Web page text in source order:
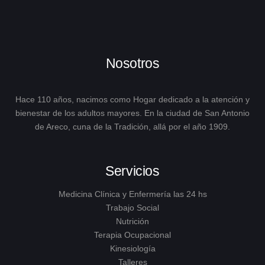
Nosotros
Hace 110 años, nacimos como Hogar dedicado a la atención y
bienestar de los adultos mayores. En la ciudad de San Antonio
de Areco, cuna de la Tradición, allá por el año 1909.
Servicios
Medicina Clínica y Enfermería las 24 hs
Trabajo Social
Nutrición
Terapia Ocupacional
Kinesiología
Talleres